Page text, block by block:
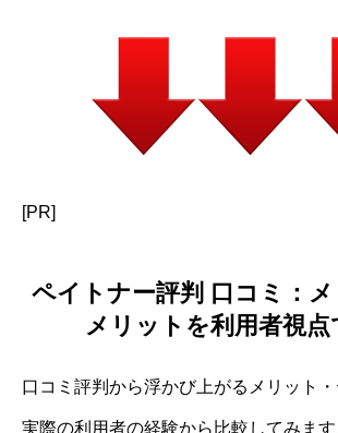
[PR]
ペイトナー評判 口コミ：
メリットを利用者視点
口コミ評判から浮かび上がるメリット・
実際の利用者の経験から比較してみま